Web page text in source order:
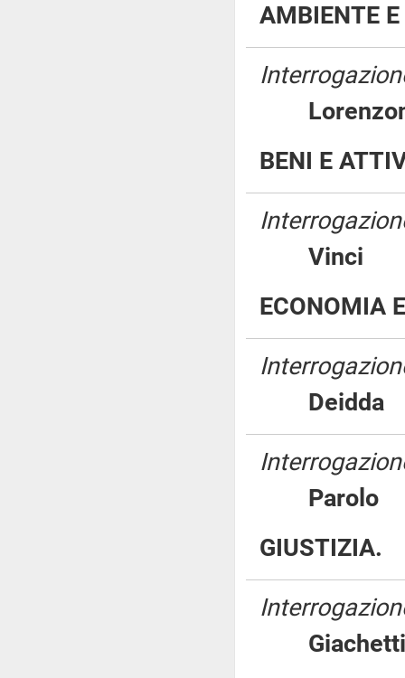
AMBIENTE
BENI E
ECONOMIA
GIUSTIZIA.